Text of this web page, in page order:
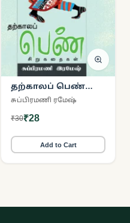
தற்காலப் பெண்
சிறுகதைகள்
சுப்பிரமணி ரமேஷ்
₹30₹28
Add to Cart